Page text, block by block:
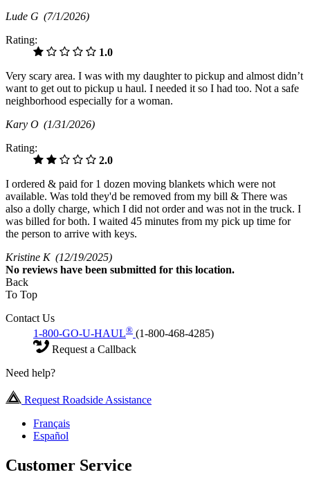
Lude G (7/1/2026)
Rating:
1.0
Very scary area. I was with my daughter to pickup and almost didn’t
want to get out to pickup u haul. I needed it so I had too. Not a safe
neighborhood especially for a woman.
Kary O (1/31/2026)
Rating:
2.0
I ordered & paid for 1 dozen moving blankets which were not
available. Was told they'd be removed from my bill & There was
also a dolly charge, which I did not order and was not in the truck. I
was billed for both. I waited 45 minutes from my pick up time for
the person to arrive with keys.
Kristine K (12/19/2025)
No reviews have been submitted for this location.
Back
To Top
Contact Us
1-800-GO-U-HAUL® (1-800-468-4285)
Request a Callback
Need help?
Request Roadside Assistance
Français
Español
Customer Service